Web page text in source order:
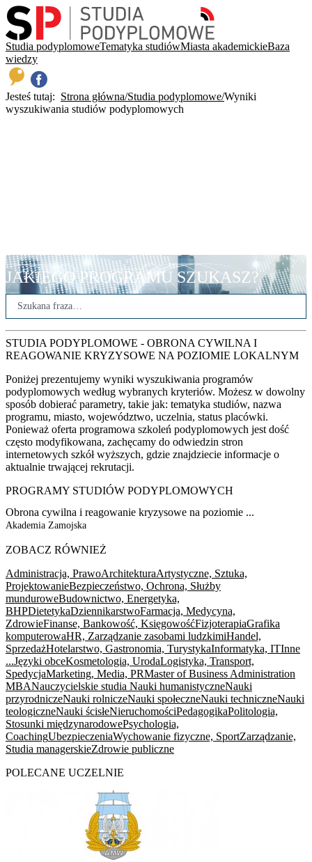
Studia podyplomoweTematyka studiówMiasta akademickieBaza
wiedzy
Jesteś tutaj: Strona główna Studia podyplomowe Wyniki
wyszukiwania studiów podyplomowych
JAKIEGO PROGRAMU SZUKASZ?
STUDIA PODYPLOMOWE - OBRONA CYWILNA I
REAGOWANIE KRYZYSOWE NA POZIOMIE LOKALNYM
Poniżej prezentujemy wyniki wyszukiwania programów
podyplomowych według wybranych kryteriów. Możesz w dowolny
sposób dobierać parametry, takie jak: tematyka studiów, nazwa
programu, miasto, województwo, uczelnia, status placówki.
Ponieważ oferta programowa szkoleń podyplomowych jest dość
często modyfikowana, zachęcamy do odwiedzin stron
internetowych szkół wyższych, gdzie znajdziecie informacje o
aktualnie trwającej rekrutacji.
PROGRAMY STUDIÓW PODYPLOMOWYCH
Obrona cywilna i reagowanie kryzysowe na poziomie ...
Akademia Zamojska
ZOBACZ RÓWNIEŻ
Administracja, PrawoArchitekturaArtystyczne, Sztuka,
ProjektowanieBezpieczeństwo, Ochrona, Służby
munduroweBudownictwo, Energetyka,
BHPDietetykaDziennikarstwoFarmacja, Medycyna,
ZdrowieFinanse, Bankowość, KsięgowośćFizjoterapiaGrafika
komputerowaHR, Zarządzanie zasobami ludzkimiHandel,
SprzedażHotelarstwo, Gastronomia, TurystykaInformatyka, ITInne
...Języki obceKosmetologia, UrodaLogistyka, Transport,
SpedycjaMarketing, Media, PRMaster of Business Administration
MBANauczycielskie studia Nauki humanistyczneNauki
przyrodniczeNauki rolniczeNauki społeczneNauki techniczneNauki
teologiczneNauki ścisłeNieruchomościPedagogikaPolitologia,
Stosunki międzynarodowePsychologia,
CoachingUbezpieczeniaWychowanie fizyczne, SportZarządzanie,
Studia managerskieZdrowie publiczne
POLECANE UCZELNIE